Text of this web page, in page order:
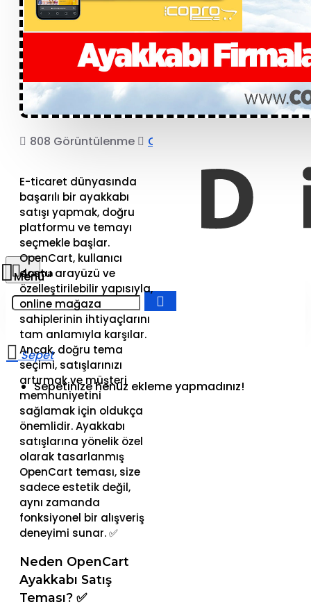
Sepetinize henüz ekleme yapmadınız!
808 Görüntülenme COPRO
E-ticaret dünyasında
başarılı bir ayakkabı
satışı yapmak, doğru
platformu ve temayı
seçmekle başlar.
OpenCart, kullanıcı
dostu arayüzü ve
özelleştirilebilir yapısıyla,
online mağaza
sahiplerinin ihtiyaçlarını
tam anlamıyla karşılar.
Ancak, doğru tema
seçimi, satışlarınızı
artırmak ve müşteri
memnuniyetini
sağlamak için oldukça
önemlidir. Ayakkabı
satışlarına yönelik özel
olarak tasarlanmış
OpenCart teması, size
sadece estetik değil,
aynı zamanda
fonksiyonel bir alışveriş
deneyimi sunar. ✅
Neden OpenCart
Ayakkabı Satış
Teması? ✅